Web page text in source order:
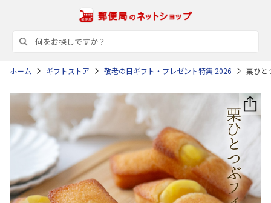
ホーム ギフトストア 敬老の日ギフト・プレゼント特集 2026 栗ひと